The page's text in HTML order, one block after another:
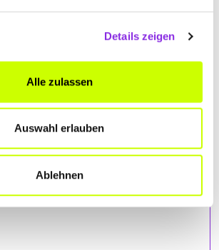
Details zeigen
Alle zulassen
Auswahl erlauben
Ablehnen
die Statistik und Marketing Cookies, damit
Du die Map sehen kannst.